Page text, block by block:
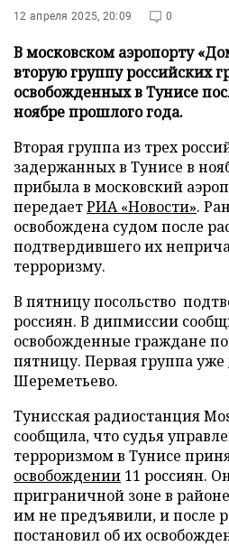
12 апреля 2025, 20:09 0
В московском аэропорту
вторую группу российских
освобожденных в Тунисе
ноябре прошлого года.
Вторая группа из трех
задержанных в Тунисе в
прибыла в московский
передаетРИА «Новости».
освобождена судом после
подтвердившего их
терроризму.
В пятницу посольство
россиян. В дипмиссии
освобожденные граждане
пятницу. Первая группа уже
Шереметьево.
Тунисская радиостанция
сообщила, что судья
терроризмом в Тунисе
освобождении 11 россиян.
приграничной зоне в
им не предъявили, и после
постановил об их